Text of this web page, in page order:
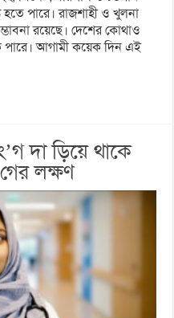
হতে পারে। রাজশাহী ও খুলনা
রয়েছে। দেশের কোথাও
পারে। আগামী কয়েক দিন এই
দা ড়িয়ে থাকে
লক্ষণ